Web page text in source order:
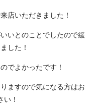
店いただきました！
いとのことでしたので緩
した！
でよかったです！
ますので気になる方はお
い！